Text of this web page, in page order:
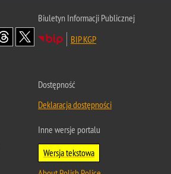
Biuletyn Informacji Publicznej
BIP KGP
Dostępność
Deklaracja dostępności
Inne wersje portalu
Wersja tekstowa